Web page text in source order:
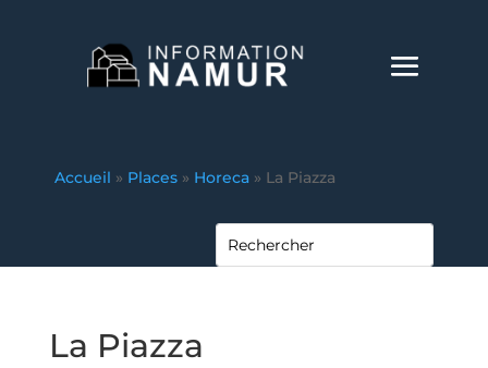
Accueil » Places » Horeca » La Piazza
La Piazza